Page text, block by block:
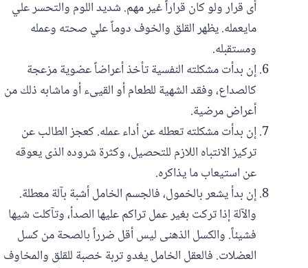
أى قرار ولو كان قراراً غير مهم. شديد اللوم والتحسر علي
مايعمله. يظهر القلق والخوف دوماً علي صحته وعمله
ومستقبله.
إن بدأت مشكلته النفسية تأخذ أعراضاً عضوية مزعجة
كالصداع، وفقد الشهية للطعام أو القيىء أو ماشابه ذلك من
أعراض مرضية.
إن بدأت مشكلته تعطله عن أداء عمله. كعجز الطالب عن
تركيز الانتباه اللازم للتحصيل، وكثرة شروده الذى يعوقه
عن استيعاب ما يذاكره.
إن بدأ يشعر بالخمول، فالجسم الخامل أشبة بآلة معطلة.
والآلة إذا تركت بغير عمل تراكم عليها الصدأ، وتآكلت شيها
فشيئاً. والكسل الذهنى ليس أقل ضرراً بالصحة من كسل
العضلات. فالعقل الخامل يغدو تربة خصبة للقلق والمخاوف